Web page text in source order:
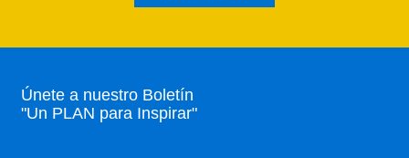
Únete a nuestro Boletín
"Un PLAN para Inspirar"